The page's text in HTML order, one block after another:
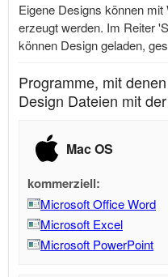
Eigene Designs können
erzeugt werden. Im Reiter
können Design geladen,
Programme, mit
Design Dateien mit
Mac OS
kommerziell:
Microsoft Office Word
Microsoft Excel
Microsoft PowerPoint